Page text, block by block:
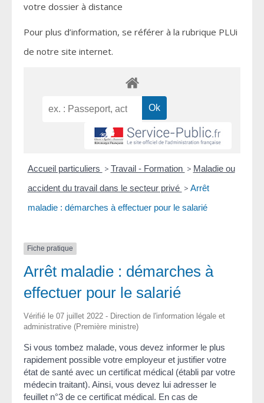
votre dossier à distance
Pour plus d’information, se référer à la rubrique PLUi
de notre site internet.
Accueil particuliers > Travail - Formation > Maladie ou
accident du travail dans le secteur privé > Arrêt
maladie : démarches à effectuer pour le salarié
Fiche pratique
Arrêt maladie : démarches à
effectuer pour le salarié
Vérifié le 07 juillet 2022 - Direction de l'information légale et
administrative (Première ministre)
Si vous tombez malade, vous devez informer le plus
rapidement possible votre employeur et justifier votre
état de santé avec un certificat médical (établi par votre
médecin traitant). Ainsi, vous devez lui adresser le
feuillet n°3 de ce certificat médical. En cas de